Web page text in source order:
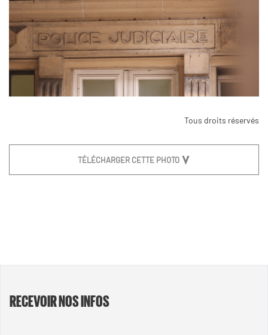
Tous droits réservés
TÉLÉCHARGER CETTE PHOTO
RECEVOIR NOS INFOS